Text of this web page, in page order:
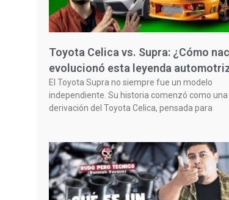
Toyota Celica vs. Supra: ¿Cómo
evolucionó esta leyenda
El Toyota Supra no siempre fue un modelo
independiente. Su historia comenzó como una
derivación del Toyota Celica, pensada para